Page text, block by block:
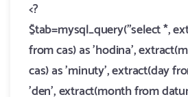
<?
$tab=mysql_query("select *,
from cas) as 'hodina',
cas) as 'minuty', extract(day
'den', extract(month from